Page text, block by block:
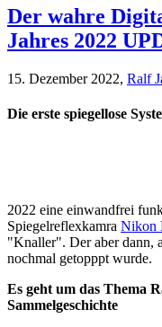
Der wahre
Jahres 2022
15. Dezember 2022, Ralf
Die erste spiegellose
2022 eine einwandfrei
Spiegelreflexkamra Nikon
"Knaller". Der aber dann,
nochmal getopppt wurde.
Es geht um das Thema
Sammelgeschichte